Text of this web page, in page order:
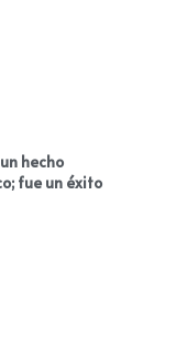
hecho
fue un éxito